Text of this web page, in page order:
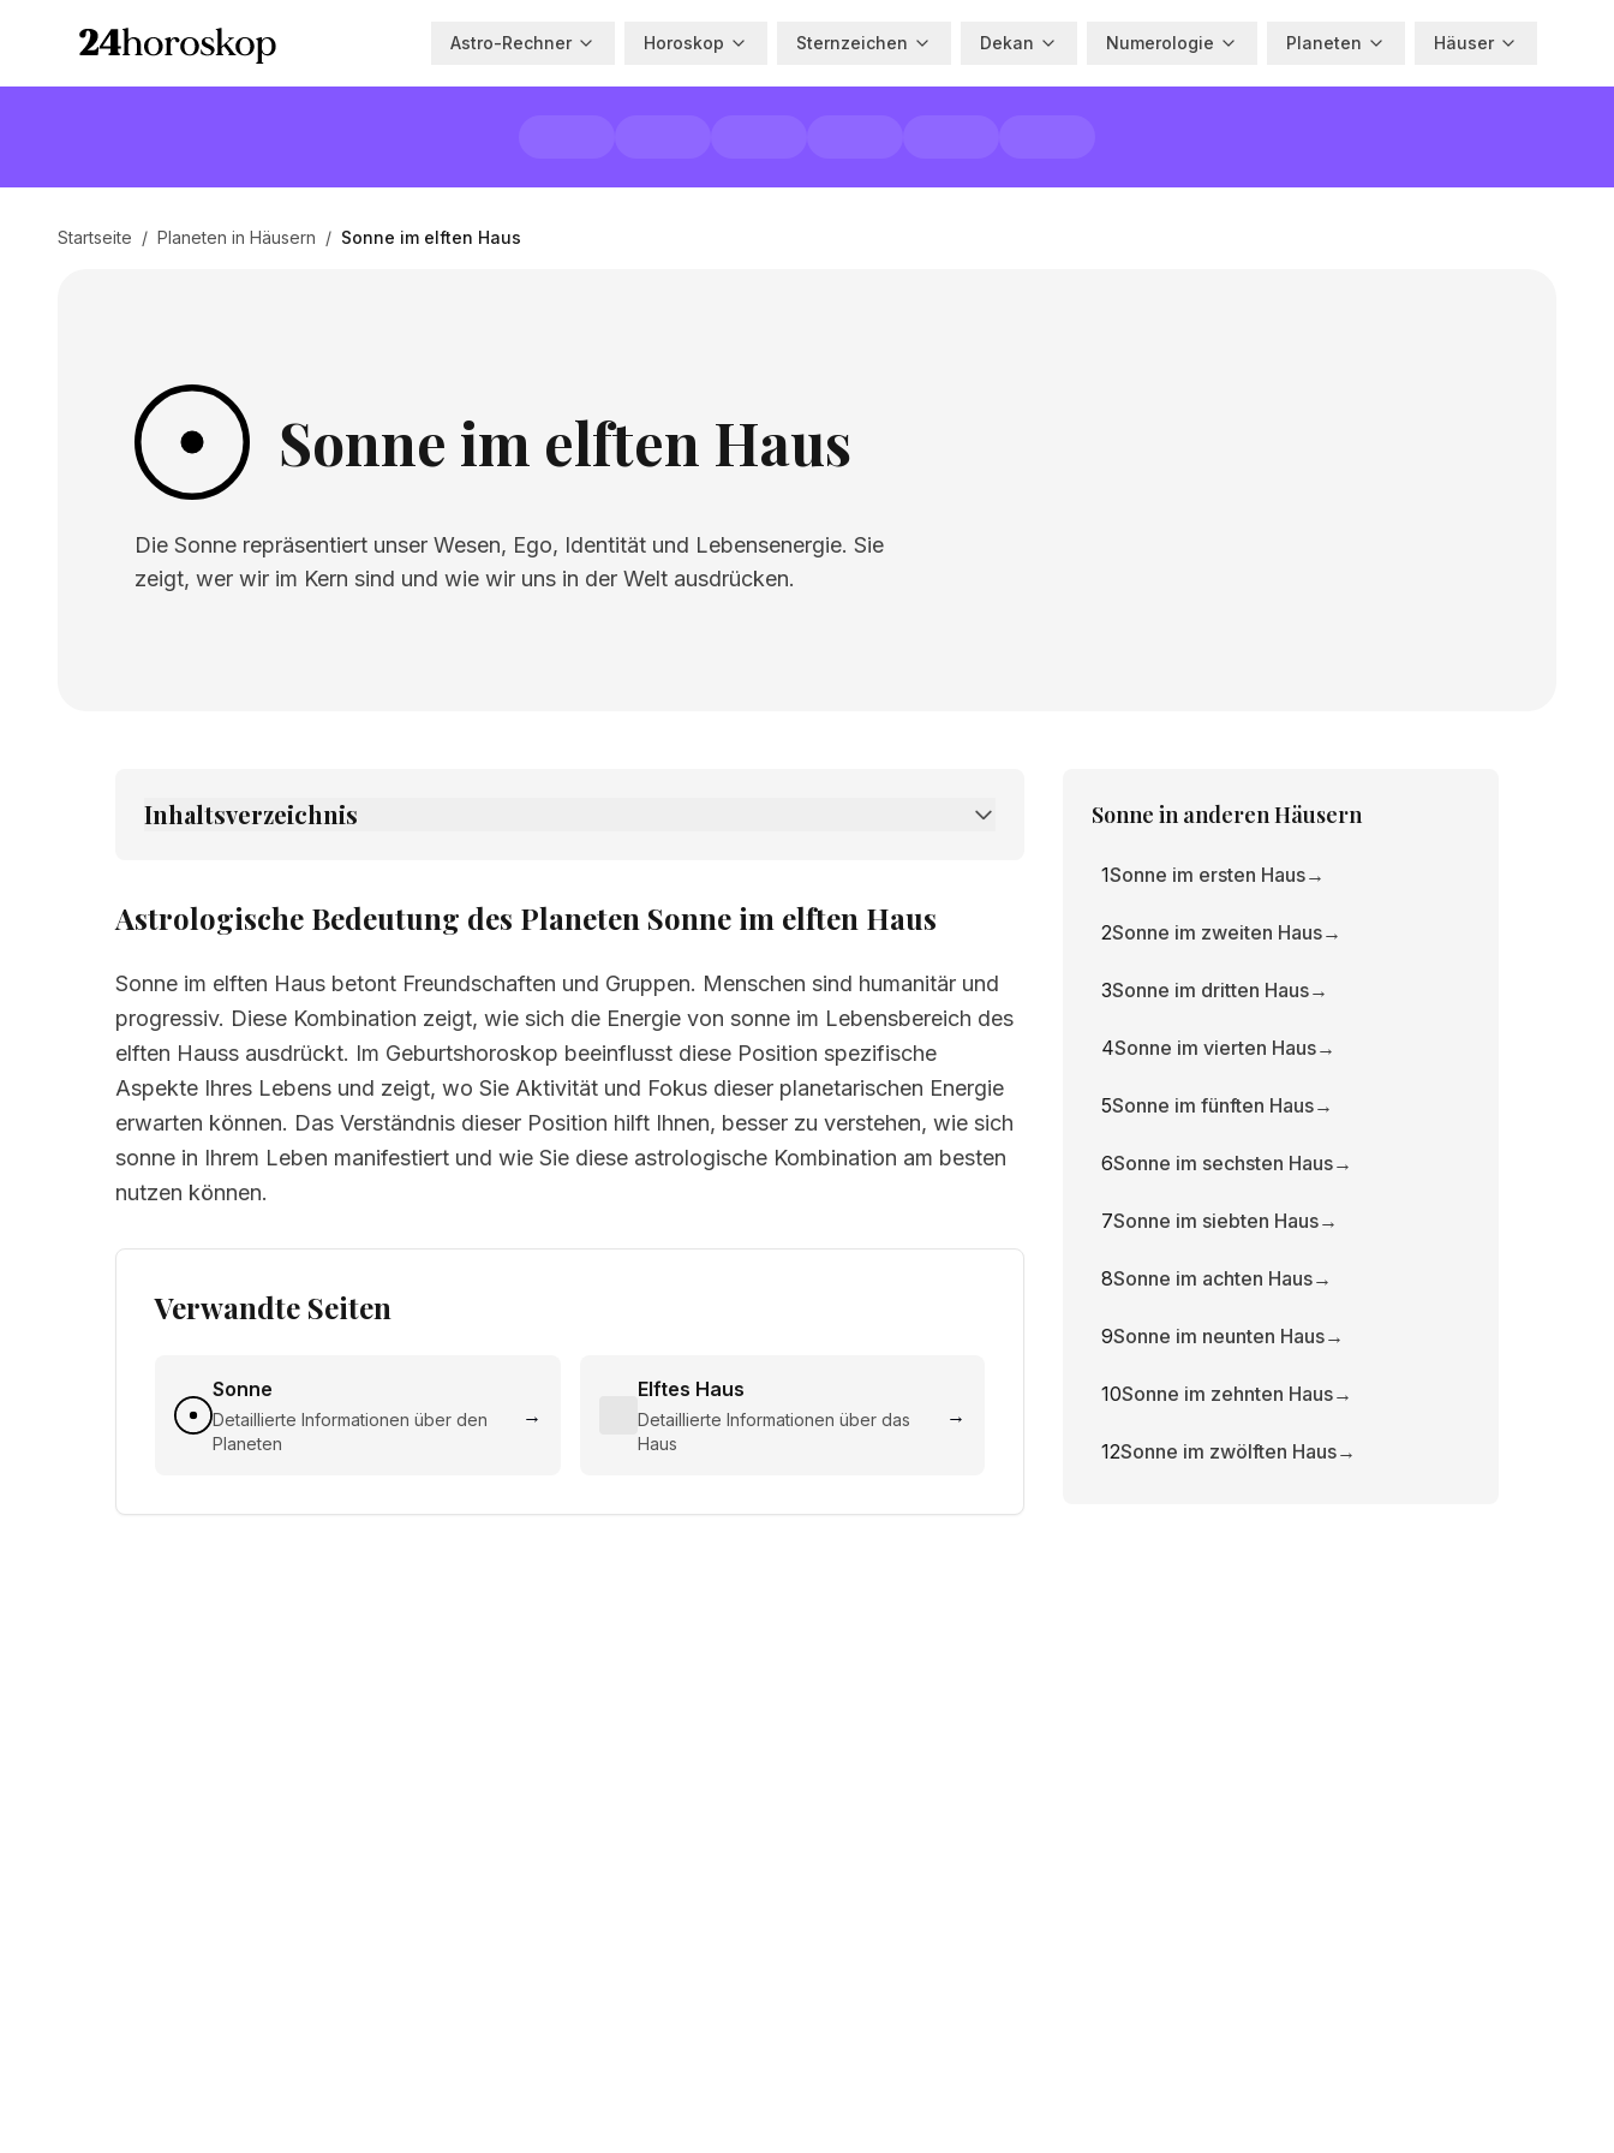
Astro-Rechner Horoskop Sternzeichen Dekan Numerologie Planeten Häuser
Startseite / Planeten in Häusern / Sonne im elften Haus
Sonne im elften Haus
Die Sonne repräsentiert unser Wesen, Ego, Identität und Lebensenergie. Sie
zeigt, wer wir im Kern sind und wie wir uns in der Welt ausdrücken.
Inhaltsverzeichnis
Astrologische Bedeutung des Planeten Sonne im elften Haus
Sonne im elften Haus betont Freundschaften und Gruppen. Menschen sind humanitär und
progressiv. Diese Kombination zeigt, wie sich die Energie von sonne im Lebensbereich des
elften Hauss ausdrückt. Im Geburtshoroskop beeinflusst diese Position spezifische
Aspekte Ihres Lebens und zeigt, wo Sie Aktivität und Fokus dieser planetarischen Energie
erwarten können. Das Verständnis dieser Position hilft Ihnen, besser zu verstehen, wie sich
sonne in Ihrem Leben manifestiert und wie Sie diese astrologische Kombination am besten
nutzen können.
Verwandte Seiten
Sonne
Detaillierte Informationen über den
Planeten
→
Elftes Haus
Detaillierte Informationen über das
Haus
→
Sonne in anderen Häusern
1Sonne im ersten Haus→
2Sonne im zweiten Haus→
3Sonne im dritten Haus→
4Sonne im vierten Haus→
5Sonne im fünften Haus→
6Sonne im sechsten Haus→
7Sonne im siebten Haus→
8Sonne im achten Haus→
9Sonne im neunten Haus→
10Sonne im zehnten Haus→
12Sonne im zwölften Haus→